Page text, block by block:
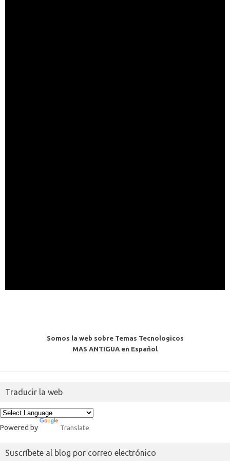
Somos la web sobre Temas Tecnologicos
MAS ANTIGUA en Español
Traducir la web
Powered by Translate
Suscríbete al blog por correo electrónico